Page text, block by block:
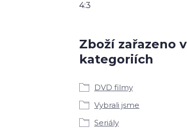
4:3
Zboží zařazeno v
kategoriích
DVD filmy
Vybrali jsme
Seriály